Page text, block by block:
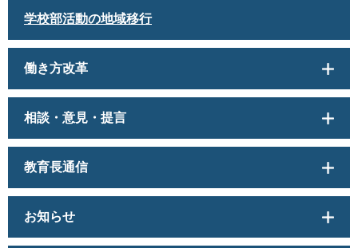
学校部活動の地域移行
働き方改革
相談・意見・提言
教育長通信
お知らせ